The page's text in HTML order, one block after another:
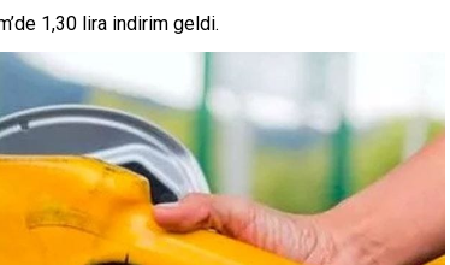
1,30 lira indirim geldi.